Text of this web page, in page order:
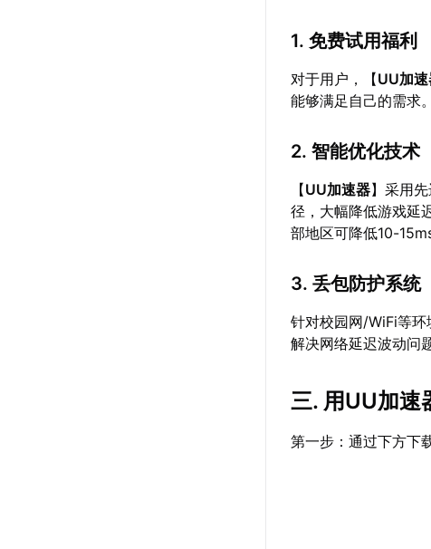
1. 免费试用福利
对于用户，【UU加
能够满足自己的需求。
2. 智能优化技术
【UU加速器】采用
径，大幅降低游戏延
部地区可降低10-
3. 丢包防护系统
针对校园网/WiFi等
解决网络延迟波动问
三. 用UU加速
第一步：通过下方下